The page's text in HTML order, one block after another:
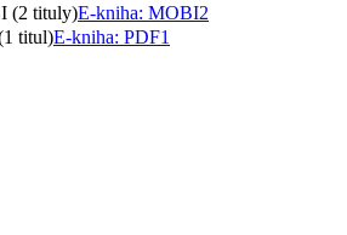
(2 tituly)E-kniha: MOBI2
titul)E-kniha: PDF1